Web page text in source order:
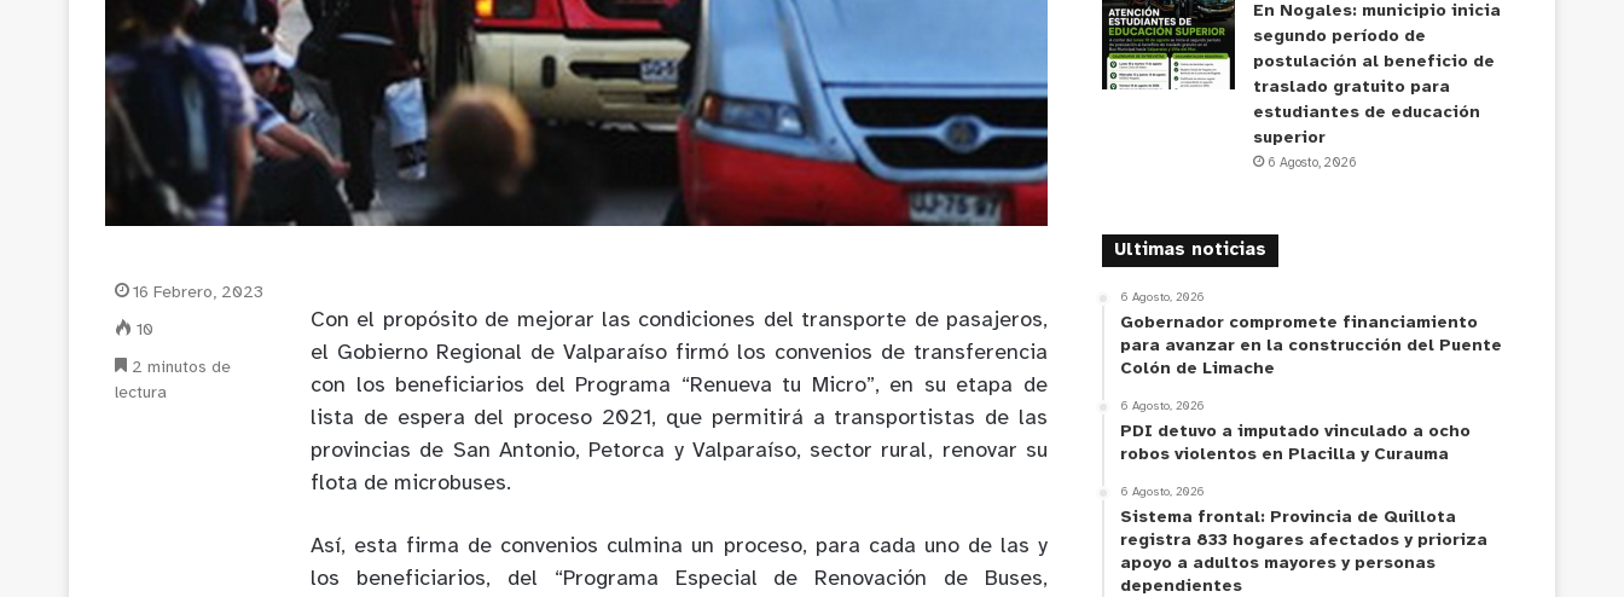
Con el propósito de mejorar las condiciones del transporte de pasajeros,
el Gobierno Regional de Valparaíso firmó los convenios de transferencia
con los beneficiarios del Programa “Renueva tu Micro”, en su etapa de
lista de espera del proceso 2021, que permitirá a transportistas de las
provincias de San Antonio, Petorca y Valparaíso, sector rural, renovar su
flota de microbuses.
Así, esta firma de convenios culmina un proceso, para cada uno de las y
los beneficiarios, del “Programa Especial de Renovación de Buses,
16 Febrero, 2023
10
2 minutos de
lectura
En Nogales: municipio inicia
segundo período de
postulación al beneficio de
traslado gratuito para
estudiantes de educación
superior
6 Agosto, 2026
Ultimas noticias
6 Agosto, 2026
Gobernador compromete financiamiento
para avanzar en la construcción del Puente
Colón de Limache
6 Agosto, 2026
PDI detuvo a imputado vinculado a ocho
robos violentos en Placilla y Curauma
6 Agosto, 2026
Sistema frontal: Provincia de Quillota
registra 833 hogares afectados y prioriza
apoyo a adultos mayores y personas
dependientes